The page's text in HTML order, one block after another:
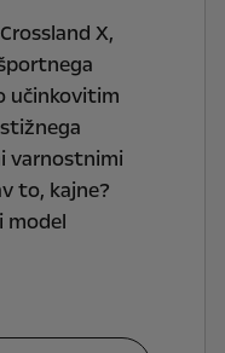
X,
učinkovitim
varnostnimi
to, kajne?
model